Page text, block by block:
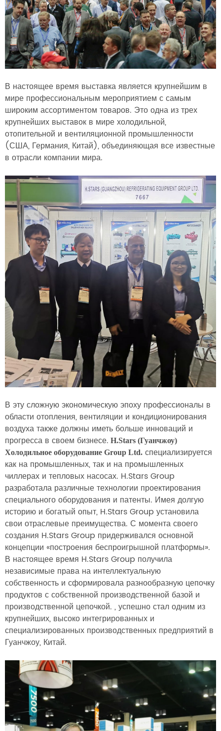
В настоящее время выставка является крупнейшим в
мире профессиональным мероприятием с самым
широким ассортиментом товаров. Это одна из трех
крупнейших выставок в мире холодильной,
отопительной и вентиляционной промышленности
(США, Германия, Китай), объединяющая все известные
в отрасли компании мира.
В эту сложную экономическую эпоху профессионалы в
области отопления, вентиляции и кондиционирования
воздуха также должны иметь больше инноваций и
прогресса в своем бизнесе. H.Stars (Гуанчжоу)
Холодильное оборудование Group Ltd. специализируется
как на промышленных, так и на промышленных
чиллерах и тепловых насосах. H.Stars Group
разработала различные технологии проектирования
специального оборудования и патенты. Имея долгую
историю и богатый опыт, H.Stars Group установила
свои отраслевые преимущества. С момента своего
создания H.Stars Group придерживался основной
концепции «построения беспроигрышной платформы».
В настоящее время H.Stars Group получила
независимые права на интеллектуальную
собственность и сформировала разнообразную цепочку
продуктов с собственной производственной базой и
производственной цепочкой. , успешно стал одним из
крупнейших, высоко интегрированных и
специализированных производственных предприятий в
Гуанчжоу, Китай.